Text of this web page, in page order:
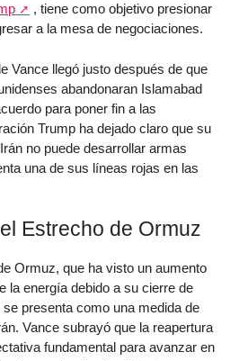
, tiene como objetivo presionar
a la mesa de negociaciones.
Vance llegó justo después de que
abandonaran Islamabad
para poner fin a las
Trump ha dejado claro que su
no puede desarrollar armas
una de sus líneas rojas en las
Estrecho de Ormuz
Ormuz, que ha visto un aumento
la energía debido a su cierre de
presenta como una medida de
Vance subrayó que la reapertura
fundamental para avanzar en